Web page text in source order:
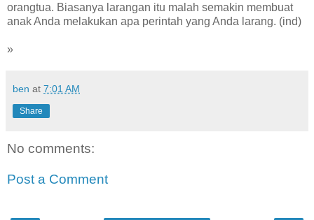
orangtua. Biasanya larangan itu malah semakin membuat
anak Anda melakukan apa perintah yang Anda larang. (ind)
»
ben at 7:01 AM
Share
No comments:
Post a Comment